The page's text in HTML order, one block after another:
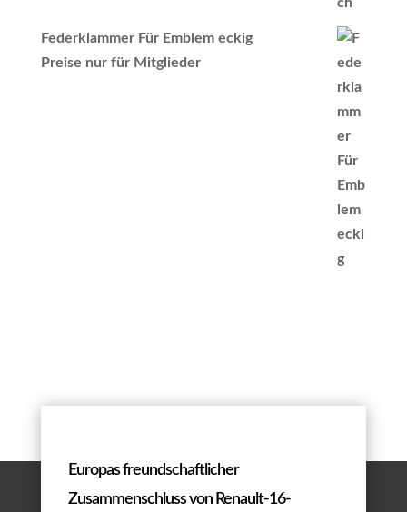
Federklammer Für Emblem eckig
Preise nur für Mitglieder
Europas freundschaftlicher
Zusammenschluss von Renault-16-